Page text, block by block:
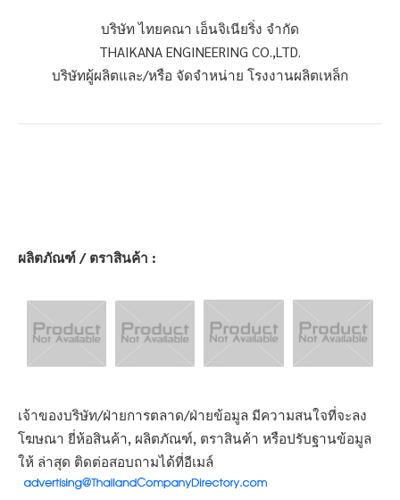
บริษัท ไทยคณา เอ็นจิเนียริ่ง จำกัด
THAIKANA ENGINEERING CO.,LTD.
บริษัทผู้ผลิตและ/หรือ จัดจำหน่าย โรงงานผลิตเหล็ก
ผลิตภัณฑ์ / ตราสินค้า :
เจ้าของบริษัท/ฝ่ายการตลาด/ฝ่ายข้อมูล มีความสนใจที่จะลง
โฆษณา ยี่ห้อสินค้า, ผลิตภัณฑ์, ตราสินค้า หรือปรับฐานข้อมูล
ให้ ล่าสุด ติดต่อสอบถามได้ที่อีเมล์